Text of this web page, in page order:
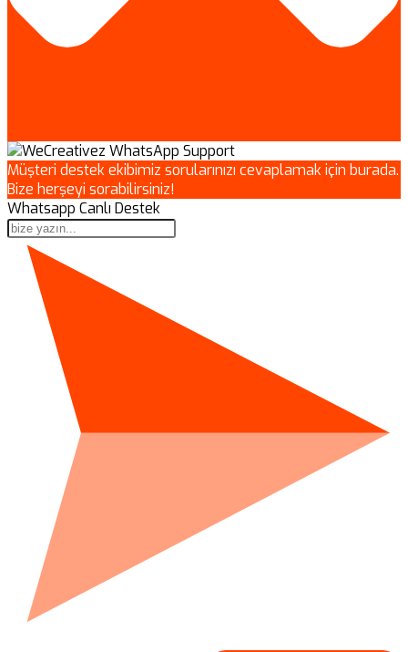
Müşteri destek ekibimiz sorularınızı cevaplamak için burada.
Bize herşeyi sorabilirsiniz!
Whatsapp Canlı Destek